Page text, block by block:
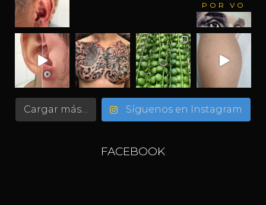
POR VO
Cargar más… Síguenos en Instagram
FACEBOOK